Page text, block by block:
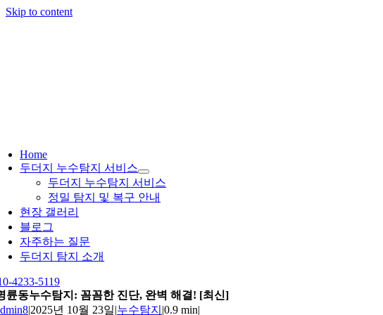
Skip to content
Home
두더지 누수탐지 서비스
두더지 누수탐지 서비스
정밀 탐지 및 복구 안내
현장 갤러리
블로그
자주하는 질문
두더지 탐지 소개
4233-5119
륜동누수탐지: 꼼꼼한 진단, 완벽 해결! [최신]
|2025년 10월 23일|누수탐지 |0.9 min|